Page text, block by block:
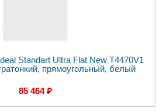
Standart Ultra Flat New T4470V1
прямоугольный, белый
85 464 ₽